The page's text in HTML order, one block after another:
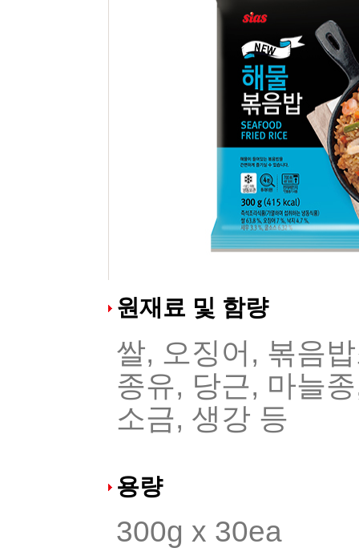
원재료 및 함량
쌀, 오징어, 볶음
종유, 당근, 마늘
소금, 생강 등
용량
300g x 30ea